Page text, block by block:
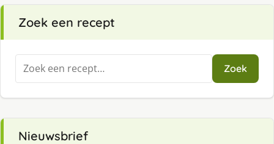
Zoek een recept
Zoeken
naar:
Zoek
Nieuwsbrief